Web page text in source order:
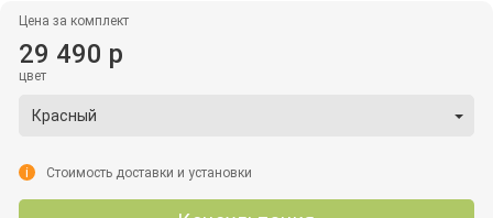
Цена за комплект
29 490 р
цвет
Красный
i Стоимость доставки и установки